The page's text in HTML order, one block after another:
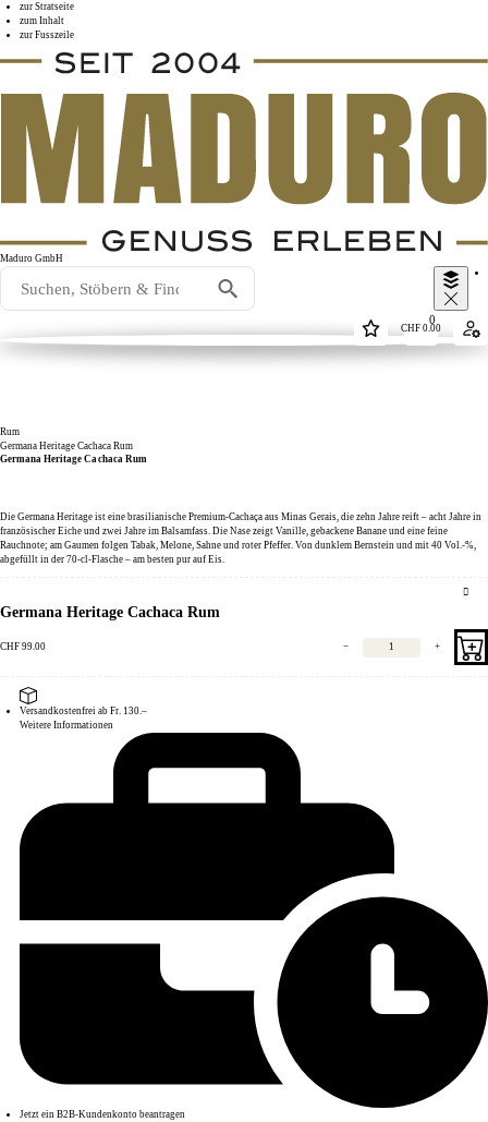
zur Stratseite
zum Inhalt
zur Fusszeile
Maduro GmbH
CHF0.00
0
Rum
Germana Heritage Cachaca Rum
Germana Heritage Cachaca Rum
Die Germana Heritage ist eine brasilianische Premium-Cachaça aus Minas Gerais, die zehn Jahre reift – acht Jahre in
französischer Eiche und zwei Jahre im Balsamfass. Die Nase zeigt Vanille, gebackene Banane und eine feine
Rauchnote; am Gaumen folgen Tabak, Melone, Sahne und roter Pfeffer. Von dunklem Bernstein und mit 40 Vol.-%,
abgefüllt in der 70-cl-Flasche – am besten pur auf Eis.
Germana Heritage Cachaca Rum
CHF 99.00 − +
Versandkostenfrei ab Fr. 130.–
Weitere Informationen
Jetzt ein B2B-Kundenkonto beantragen